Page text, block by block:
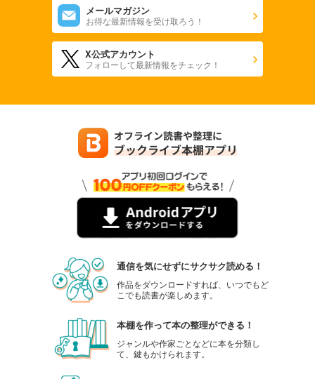
メールマガジン
お得な最新情報を受け取ろう！
X公式アカウント
フォローして最新情報をチェック！
通信を気にせずにサクサク読める！
作品をダウンロードすれば、いつでもど
こでも読書が楽しめます。
本棚を作って本の整理ができる！
ジャンルや作家ごとなどに本を分類し
て、鍵もかけられます。